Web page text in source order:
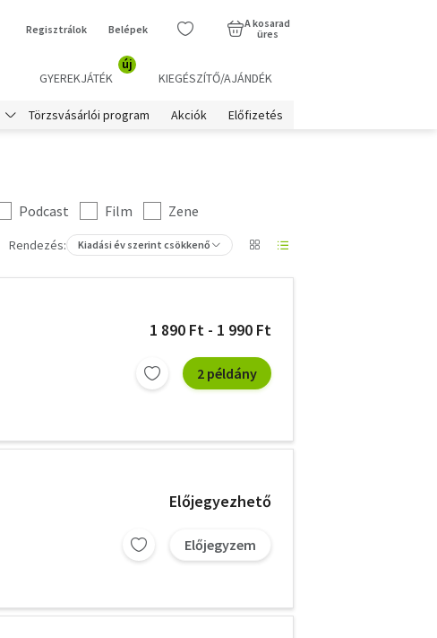
Regisztrálok Belépek
A kosarad
üres
GYEREKJÁTÉK
új
KIEGÉSZÍTŐ/AJÁNDÉK
Törzsvásárlói program Akciók Előfizetés
Podcast Film
Zene
Rendezés: Kiadási év szerint csökkenő
1 890 Ft - 1 990 Ft
2 példány
Előjegyezhető
Előjegyzem